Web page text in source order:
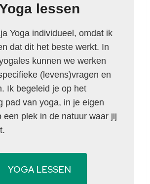
lessen
Yoga individueel, omdat ik
dat dit het beste werkt. In
kunnen we werken
(levens)vragen en
Ik begeleid je op het
pad van yoga, in je eigen
een plek in de natuur waar jij
YOGA LESSEN